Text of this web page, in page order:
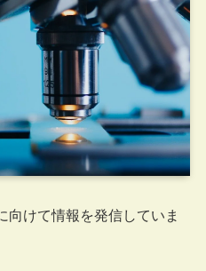
けて情報を発信していま